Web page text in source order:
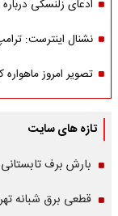
ادعای زلنسکی درباره
نشنال اینترست:
تصویر امروز
تازه های سایت
بارش برف
قطعی برق شبانه